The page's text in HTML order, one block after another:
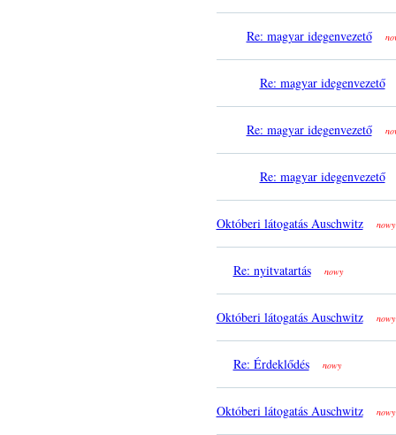
Re: magyar idegenvezető
Re: magyar idegenvezető
Re: magyar idegenvezető
Re: magyar idegenvezető
Októberi látogatás Auschwitz nowy
Re: nyitvatartás nowy
Októberi látogatás Auschwitz nowy
Re: Érdeklődés nowy
Októberi látogatás Auschwitz nowy